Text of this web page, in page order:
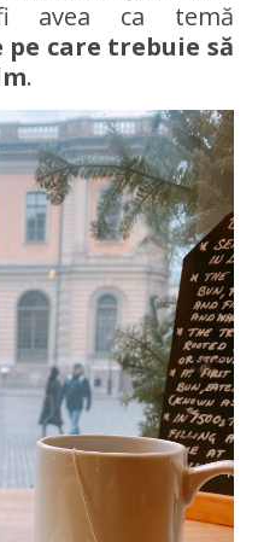
avea ca temă
care trebuie să
.